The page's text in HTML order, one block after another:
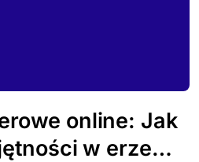
online: Jak
w erze